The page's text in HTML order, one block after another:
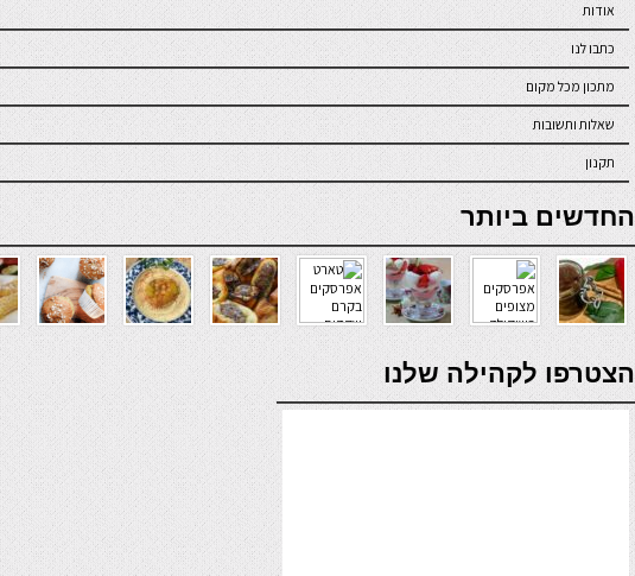
אודות
כתבו לנו
מתכון מכל מקום
שאלות ותשובות
תקנון
online casino
החדשים ביותר
verde casino
הצטרפו לקהילה שלנו